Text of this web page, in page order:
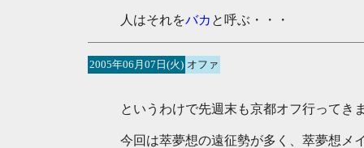
人はそれをバカ と呼ぶ・・・
2005年06月07日(火) オファ
というわけで先週末も京都オフ行ってき
今回は萃夢想の遠征勢が多く、萃夢想メ